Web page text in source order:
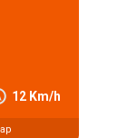
12 Km/h